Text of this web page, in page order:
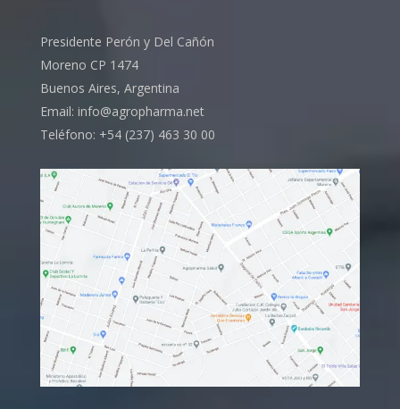
Presidente Perón y Del Cañón
Moreno CP 1474
Buenos Aires, Argentina
Email: info@agropharma.net
Teléfono: +54 (237) 463 30 00